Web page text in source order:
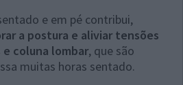
e em pé contribui,
a postura e aliviar tensões
coluna lombar, que são
muitas horas sentado.